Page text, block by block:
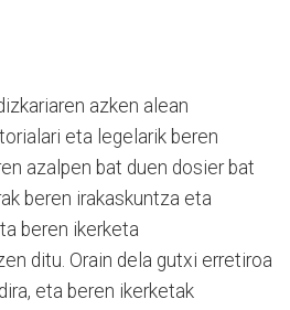
azken alean
eta legelarik beren
azalpen bat duen dosier bat
beren irakaskuntza eta
beren ikerketa
ditu. Orain dela gutxi erretiroa
eta beren ikerketak